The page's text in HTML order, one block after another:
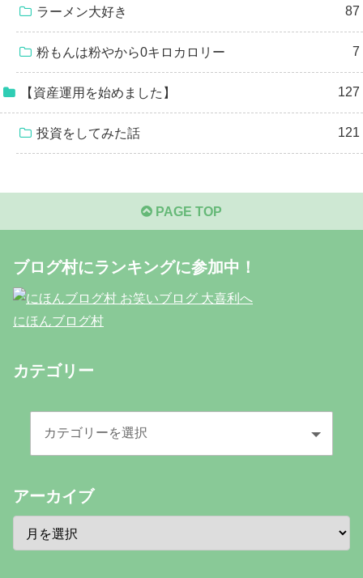
ラーメン大好き 87
粉もんは粉やから0キロカロリー 7
【資産運用を始めました】 127
投資をしてみた話 121
PAGE TOP
ブログ村にランキングに参加中！
にほんブログ村
カテゴリー
アーカイブ